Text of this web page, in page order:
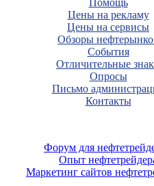
Помощь
Цены на рекламу
Цены на сервисы
Обзоры
События
Отличительные
Опросы
Письмо
Контакты
Форум для
Опыт
Маркетинг сайтов